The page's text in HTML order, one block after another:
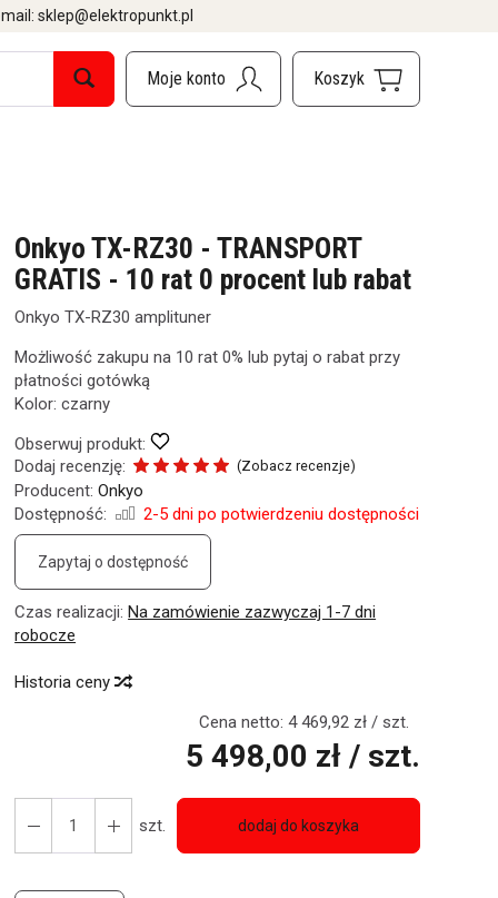
sklep@elektropunkt.pl
Onkyo TX-RZ30 - TRANSPORT
GRATIS - 10 rat 0 procent lub rabat
Onkyo TX-RZ30 amplituner
Możliwość zakupu na 10 rat 0% lub pytaj o rabat przy
płatności gotówką
Kolor: czarny
Obserwuj produkt:
Dodaj recenzję:
(Zobacz recenzje)
Producent: Onkyo
Dostępność:
2-5 dni po potwierdzeniu dostępności
Zapytaj o dostępność
Czas realizacji: Na zamówienie zazwyczaj 1-7 dni
robocze
Historia ceny
Cena netto: 4 469,92 zł/ szt.
5 498,00 zł/ szt.
szt. dodaj do koszyka